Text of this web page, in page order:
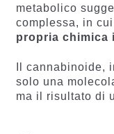
metabolico
complessa, in cui
propria chimica
Il cannabinoide,
solo una
ma il risultato di